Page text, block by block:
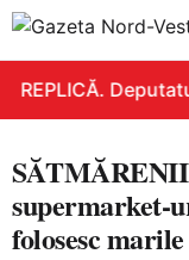
REPLICĂ.
supermarket-
folosesc